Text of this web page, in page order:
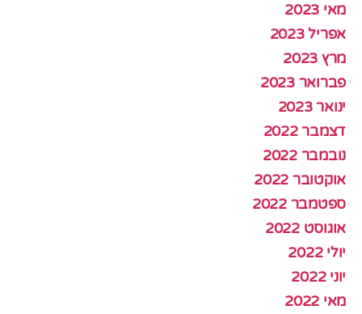
מאי 2023
אפריל 2023
מרץ 2023
פברואר 2023
ינואר 2023
דצמבר 2022
נובמבר 2022
אוקטובר 2022
ספטמבר 2022
אוגוסט 2022
יולי 2022
יוני 2022
מאי 2022